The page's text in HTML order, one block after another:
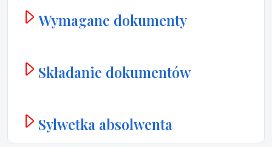
Wymagane dokumenty
Składanie dokumentów
Sylwetka absolwenta